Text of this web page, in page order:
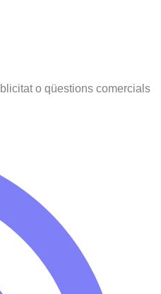
o qüestions comercials